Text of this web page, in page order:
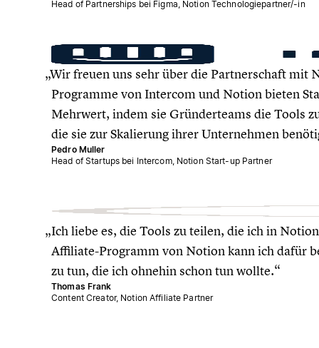
Head of Partnerships bei Figma, Notion Technologiepartner/-in
Wir freuen uns sehr über die Partnerschaft mit
Programme von Intercom und Notion bieten
Mehrwert, indem sie Gründerteams die Tools
die sie zur Skalierung ihrer Unternehmen
Pedro Muller
Head of Startups bei Intercom, Notion Start-up Partner
Ich liebe es, die Tools zu teilen, die ich in
Affiliate-Programm von Notion kann ich dafür
zu tun, die ich ohnehin schon tun wollte.
Thomas Frank
Content Creator, Notion Affiliate Partner